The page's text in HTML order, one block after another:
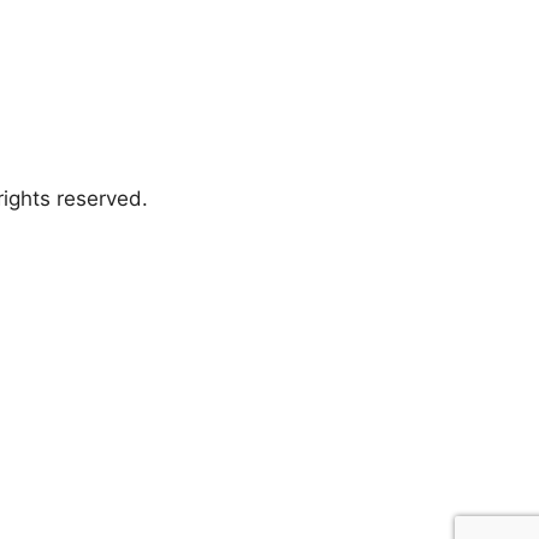
reserved.